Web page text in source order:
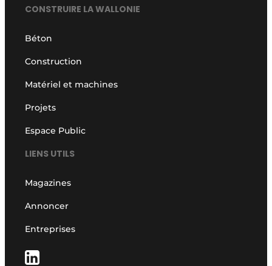
CONSTRUIRE LA WALLONIE
Béton
Construction
Matériel et machines
Projets
Espace Public
LIENS UTILS
Magazines
Annoncer
Entreprises